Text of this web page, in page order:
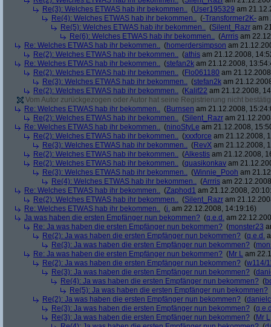
Re(3): Welches ETWAS hab ihr bekommen.. (User195329 am
Re(4): Welches ETWAS hab ihr bekommen.. (-Transformer2K- am
Re(5): Welches ETWAS hab ihr bekommen.. (Silent_Razr am
Re(6): Welches ETWAS hab ihr bekommen.. (Arrris am
Re: Welches ETWAS hab ihr bekommen.. (homerdersimpson am
Re(2): Welches ETWAS hab ihr bekommen.. (athis am 21.12.2008,
Re: Welches ETWAS hab ihr bekommen.. (stefan2k am 21.12.2008,
Re(2): Welches ETWAS hab ihr bekommen.. (Flo061180 am
Re(3): Welches ETWAS hab ihr bekommen.. (stefan2k am
Re(2): Welches ETWAS hab ihr bekommen.. (Kalif22 am 21.12.2008,
Vom Autor zurückgezogen oder Autor hat seine Registrierung nicht
Re: Welches ETWAS hab ihr bekommen.. (Burnsen am 21.12.2008,
Re(2): Welches ETWAS hab ihr bekommen.. (Silent_Razr am
Re: Welches ETWAS hab ihr bekommen.. (ninoStyLe am 21.12.2008,
Re(2): Welches ETWAS hab ihr bekommen.. (xxxforce am 21.12.2008,
Re(3): Welches ETWAS hab ihr bekommen.. (RevX am 21.12.2008,
Re(2): Welches ETWAS hab ihr bekommen.. (Alkestis am 21.12.2008,
Re(2): Welches ETWAS hab ihr bekommen.. (quasikonkav am
Re(3): Welches ETWAS hab ihr bekommen.. (Winnie_Pooh am
Re(4): Welches ETWAS hab ihr bekommen.. (Arrris am
Re: Welches ETWAS hab ihr bekommen.. (Zaphod1 am 21.12.2008,
Re(2): Welches ETWAS hab ihr bekommen.. (Silent_Razr am
Re: Welches ETWAS hab ihr bekommen.. (j. am 22.12.2008, 14:19:16)
Ja was haben die ersten Empfänger nun bekommen? (q.e.d. am
Re: Ja was haben die ersten Empfänger nun bekommen? (monster23
Re(2): Ja was haben die ersten Empfänger nun bekommen? (q.e.d.
Re(3): Ja was haben die ersten Empfänger nun bekommen? (
Re: Ja was haben die ersten Empfänger nun bekommen? (Mr L am
Re(2): Ja was haben die ersten Empfänger nun bekommen? (w114/
Re(3): Ja was haben die ersten Empfänger nun bekommen? (
Re(4): Ja was haben die ersten Empfänger nun bekommen? (
Re(5): Ja was haben die ersten Empfänger nun bekommen?
Re(2): Ja was haben die ersten Empfänger nun bekommen? (
Re(3): Ja was haben die ersten Empfänger nun bekommen? (
Re(3): Ja was haben die ersten Empfänger nun bekommen? (Mr L